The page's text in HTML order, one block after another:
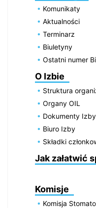
Komunikaty
Aktualności
Terminarz
Biuletyny
Ostatni numer
O Izbie
Struktura
Organy OIL
Dokumenty Izby
Biuro Izby
Składki
Jak załatwić
Komisje
Komisja